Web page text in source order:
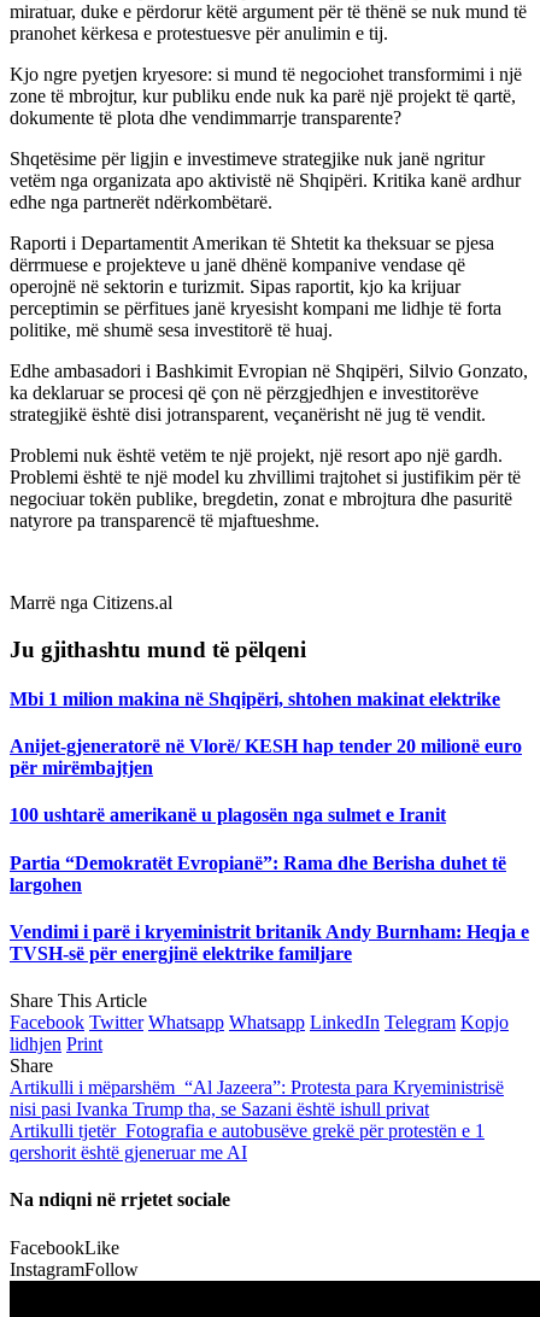
miratuar, duke e përdorur këtë argument për të thënë se nuk mund të
pranohet kërkesa e protestuesve për anulimin e tij.
Kjo ngre pyetjen kryesore: si mund të negociohet transformimi i një
zone të mbrojtur, kur publiku ende nuk ka parë një projekt të qartë,
dokumente të plota dhe vendimmarrje transparente?
Shqetësime për ligjin e investimeve strategjike nuk janë ngritur
vetëm nga organizata apo aktivistë në Shqipëri. Kritika kanë ardhur
edhe nga partnerët ndërkombëtarë.
Raporti i Departamentit Amerikan të Shtetit ka theksuar se pjesa
dërrmuese e projekteve u janë dhënë kompanive vendase që
operojnë në sektorin e turizmit. Sipas raportit, kjo ka krijuar
perceptimin se përfitues janë kryesisht kompani me lidhje të forta
politike, më shumë sesa investitorë të huaj.
Edhe ambasadori i Bashkimit Evropian në Shqipëri, Silvio Gonzato,
ka deklaruar se procesi që çon në përzgjedhjen e investitorëve
strategjikë është disi jotransparent, veçanërisht në jug të vendit.
Problemi nuk është vetëm te një projekt, një resort apo një gardh.
Problemi është te një model ku zhvillimi trajtohet si justifikim për të
negociuar tokën publike, bregdetin, zonat e mbrojtura dhe pasuritë
natyrore pa transparencë të mjaftueshme.
Marrë nga Citizens.al
Ju gjithashtu mund të pëlqeni
Mbi 1 milion makina në Shqipëri, shtohen makinat elektrike
Anijet-gjeneratorë në Vlorë/ KESH hap tender 20 milionë euro
për mirëmbajtjen
100 ushtarë amerikanë u plagosën nga sulmet e Iranit
Partia “Demokratët Evropianë”: Rama dhe Berisha duhet të
largohen
Vendimi i parë i kryeministrit britanik Andy Burnham: Heqja e
TVSH-së për energjinë elektrike familjare
Share This Article
Facebook Twitter Whatsapp Whatsapp LinkedIn Telegram Kopjo
lidhjen Print
Share
Artikulli i mëparshëm “Al Jazeera”: Protesta para Kryeministrisë
nisi pasi Ivanka Trump tha, se Sazani është ishull privat
Artikulli tjetër Fotografia e autobusëve grekë për protestën e 1
qershorit është gjeneruar me AI
Na ndiqni në rrjetet sociale
FacebookLike
InstagramFollow